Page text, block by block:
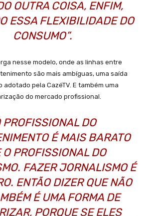
OUTRA COISA, ENFIM,
ESSA FLEXIBILIDADE DO
CONSUMO”.
nesse modelo, onde as linhas entre
são mais ambíguas, uma saída
pela CazéTV. E também uma
do mercado profissional.
PROFISSIONAL DO
É MAIS BARATO
O PROFISSIONAL DO
FAZER JORNALISMO É
ENTÃO DIZER QUE NÃO
É UMA FORMA DE
PORQUE SE ELES